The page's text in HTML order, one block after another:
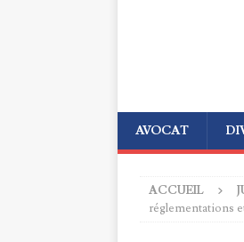
AVOCAT
ACCUEIL
réglementations